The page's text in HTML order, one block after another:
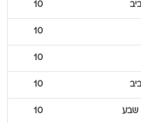
10
10
10
10
שבע 10